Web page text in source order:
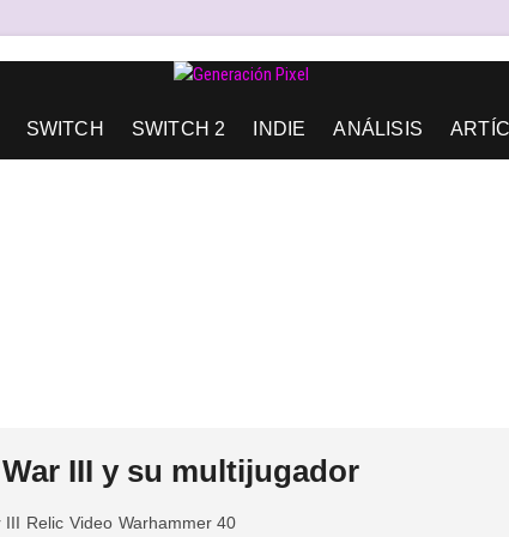
SWITCH SWITCH 2 INDIE ANÁLISIS
III y su multijugador
III Relic Video Warhammer 40